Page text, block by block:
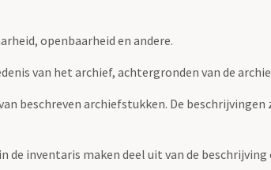
openbaarheid en andere.
van het archief, achtergronden van de
beschreven archiefstukken. De
inventaris maken deel uit van de